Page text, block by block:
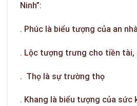
Ninh”:
. Phúc là biểu tượng của an
. Lộc tượng trưng cho tiền tài,
. Thọ là sự trường thọ
. Khang là biểu tượng của sức